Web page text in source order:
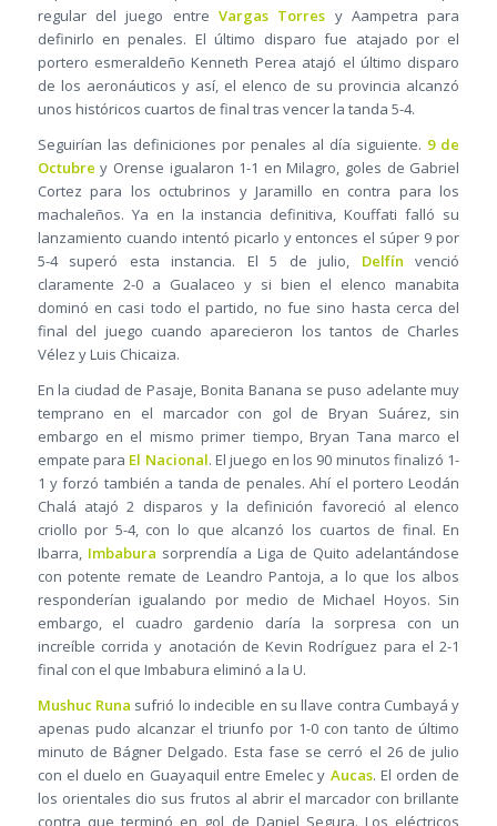
regular del juego entre Vargas Torres y Aampetra para
definirlo en penales. El último disparo fue atajado por el
portero esmeraldeño Kenneth Perea atajó el último disparo
de los aeronáuticos y así, el elenco de su provincia alcanzó
unos históricos cuartos de final tras vencer la tanda 5-4.
Seguirían las definiciones por penales al día siguiente. 9 de
Octubre y Orense igualaron 1-1 en Milagro, goles de Gabriel
Cortez para los octubrinos y Jaramillo en contra para los
machaleños. Ya en la instancia definitiva, Kouffati falló su
lanzamiento cuando intentó picarlo y entonces el súper 9 por
5-4 superó esta instancia. El 5 de julio, Delfín venció
claramente 2-0 a Gualaceo y si bien el elenco manabita
dominó en casi todo el partido, no fue sino hasta cerca del
final del juego cuando aparecieron los tantos de Charles
Vélez y Luis Chicaiza.
En la ciudad de Pasaje, Bonita Banana se puso adelante muy
temprano en el marcador con gol de Bryan Suárez, sin
embargo en el mismo primer tiempo, Bryan Tana marco el
empate para El Nacional. El juego en los 90 minutos finalizó 1-
1 y forzó también a tanda de penales. Ahí el portero Leodán
Chalá atajó 2 disparos y la definición favoreció al elenco
criollo por 5-4, con lo que alcanzó los cuartos de final. En
Ibarra, Imbabura sorprendía a Liga de Quito adelantándose
con potente remate de Leandro Pantoja, a lo que los albos
responderían igualando por medio de Michael Hoyos. Sin
embargo, el cuadro gardenio daría la sorpresa con un
increíble corrida y anotación de Kevin Rodríguez para el 2-1
final con el que Imbabura eliminó a la U.
Mushuc Runa sufrió lo indecible en su llave contra Cumbayá y
apenas pudo alcanzar el triunfo por 1-0 con tanto de último
minuto de Bágner Delgado. Esta fase se cerró el 26 de julio
con el duelo en Guayaquil entre Emelec y Aucas. El orden de
los orientales dio sus frutos al abrir el marcador con brillante
contra que terminó en gol de Daniel Segura. Los eléctricos